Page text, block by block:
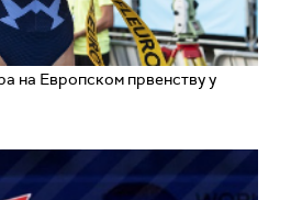
на Европском првенству у